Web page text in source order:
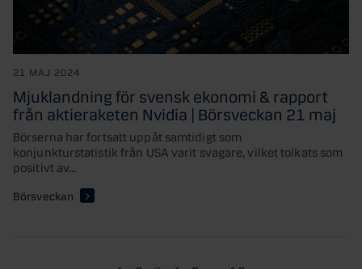
21 MAJ 2024
Mjuklandning för svensk ekonomi & rapport
från aktieraketen Nvidia | Börsveckan 21 maj
Börserna har fortsatt uppåt samtidigt som
konjunkturstatistik från USA varit svagare, vilket tolkats som
positivt av...
Börsveckan